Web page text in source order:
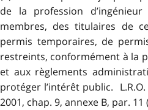
de la profession
membres, des titulaires de
permis temporaires, de
restreints, conformément à la
et aux règlements
protéger l’intérêt public.
2001, chap. 9, annexe B, par. 11